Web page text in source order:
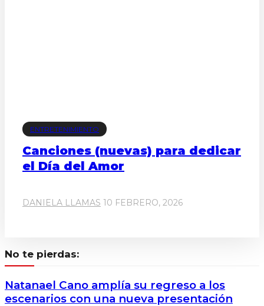
ENTRETENIMIENTO
Canciones (nuevas) para dedicar
el Día del Amor
DANIELA LLAMAS 10 FEBRERO, 2026
No te pierdas:
Natanael Cano amplía su regreso a los
escenarios con una nueva presentación